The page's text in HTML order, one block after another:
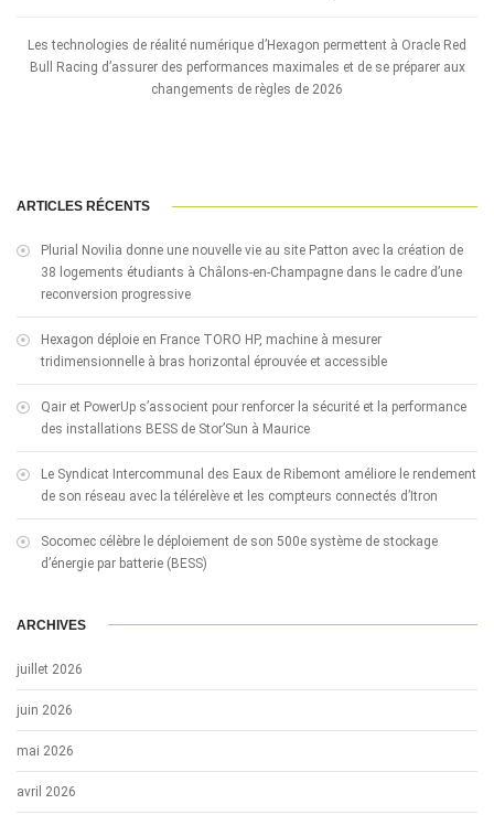
Les technologies de réalité numérique d’Hexagon permettent à Oracle Red
Bull Racing d’assurer des performances maximales et de se préparer aux
changements de règles de 2026
ARTICLES RÉCENTS
Plurial Novilia donne une nouvelle vie au site Patton avec la création de
38 logements étudiants à Châlons-en-Champagne dans le cadre d’une
reconversion progressive
Hexagon déploie en France TORO HP, machine à mesurer
tridimensionnelle à bras horizontal éprouvée et accessible
Qair et PowerUp s’associent pour renforcer la sécurité et la performance
des installations BESS de Stor’Sun à Maurice
Le Syndicat Intercommunal des Eaux de Ribemont améliore le rendement
de son réseau avec la télérelève et les compteurs connectés d’Itron
Socomec célèbre le déploiement de son 500e système de stockage
d’énergie par batterie (BESS)
ARCHIVES
juillet 2026
juin 2026
mai 2026
avril 2026